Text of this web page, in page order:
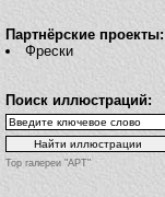
Партнёрские проекты:
Фрески
Поиск иллюстраций:
Top галереи "АРТ"